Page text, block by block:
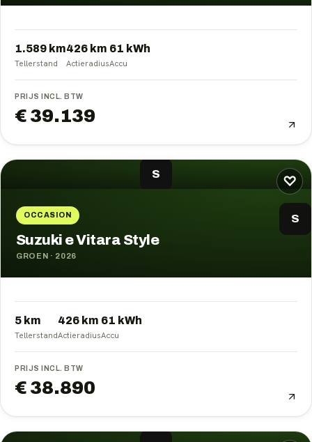
1.589 km
Tellerstand
426 km
Actieradius
61 kWh
Accu
PRIJS INCL. BTW
€ 39.139
♡
S
OCCASION S
Suzuki e Vitara Style
GROEN · 2026
5 km
Tellerstand
426 km
Actieradius
61 kWh
Accu
PRIJS INCL. BTW
€ 38.890